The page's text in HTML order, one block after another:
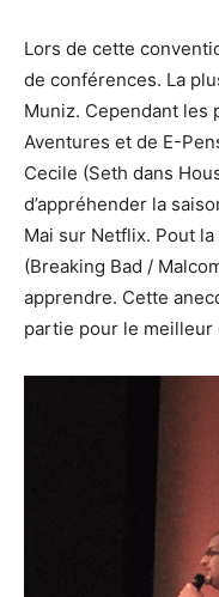
Lors de cette
de conférences. La
Muniz. Cependant les
Aventures et de E-
Cecile (Seth dans
d’appréhender la
Mai sur Netflix. Pout
(Breaking Bad /
apprendre. Cette
partie pour le meilleur